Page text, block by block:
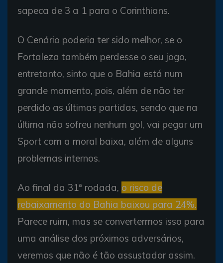
sapeca de 3 a 1 para o Corinthians.
O Cenário poderia ter sido melhor, se o
Fortaleza também perdesse o seu jogo,
entretanto, sinto que o Bahia está num
grande momento, pois, além de não ter
perdido as últimas partidas, sendo que na
última não sofreu nenhum gol, vai pegar um
Sport com a moral baixa, além de alguns
problemas internos.
Ao final da 31ª rodada, o risco de
rebaixamento do Bahia baixou para 24%.
Parece ruim, mas se convertermos isso para
uma análise dos próximos adversários,
veremos que não é tão assustador assim.